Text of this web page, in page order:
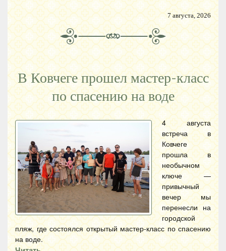
7 августа, 2026
В Ковчеге прошел мастер-класс
по спасению на воде
4 августа
встреча в
Ковчеге
прошла в
необычном
ключе —
привычный
вечер мы
перенесли на
городской
пляж, где состоялся открытый мастер-класс по спасению
на воде.